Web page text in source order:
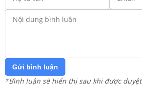
Gửi bình luận
*Bình luận sẽ hiển thị sau khi được duyệt